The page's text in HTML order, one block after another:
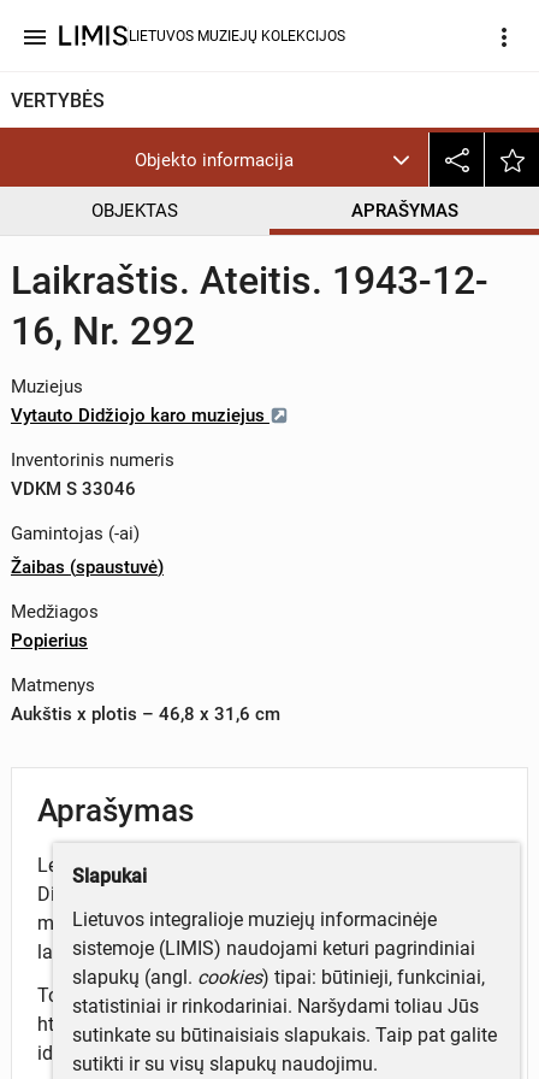
menu LIETUVOS MUZIEJŲ KOLEKCIJOS more_vert
VERTYBĖS
Objekto informacija
OBJEKTAS APRAŠYMAS
Laikraštis. Ateitis. 1943-12-
16, Nr. 292
Muziejus
Vytauto Didžiojo karo muziejus
Inventorinis numeris
VDKM S 33046
Gamintojas (-ai)
Žaibas (spaustuvė)
Medžiagos
Popierius
Matmenys
Aukštis x plotis – 46,8 x 31,6 cm
Aprašymas
Leidėjas ir redaktorius Bronius Daunoras. 6 psl.
Dienraštis. Leistas nuo 1943 m. sausio 2 d. iki 1944
m. liepos vidurio Kaune vietoje uždaryto dienraščio „Į
laisvę“.
To paties objekto vieno iš egzempliorių nuoroda:
https://www.epaveldas.lt/preview?
id=C1B0004111267-1943-Gruod.16
Slapukai
Lietuvos integralioje muziejų informacinėje
sistemoje (LIMIS) naudojami keturi pagrindiniai
slapukų (angl. cookies) tipai: būtinieji, funkciniai,
statistiniai ir rinkodariniai. Naršydami toliau Jūs
sutinkate su būtinaisiais slapukais. Taip pat galite
sutikti ir su visų slapukų naudojimu.